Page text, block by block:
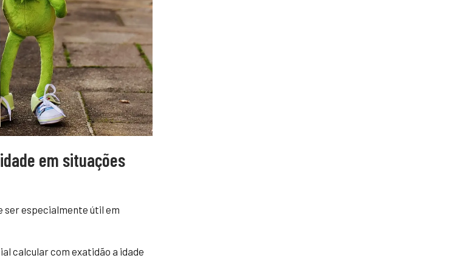
em situações
ser especialmente útil em
calcular com exatidão a idade